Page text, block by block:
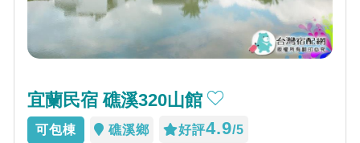
宜蘭民宿 礁溪320山館
可包棟 礁溪鄉 好評4.9/5